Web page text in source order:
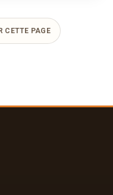
CETTE PAGE